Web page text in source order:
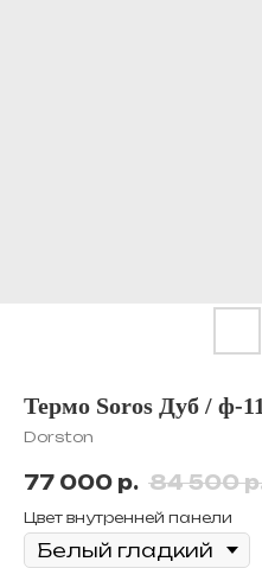
Термо Soros Дуб / ф-
Dorston
77 000 р. 84 500
Цвет внутренней панели